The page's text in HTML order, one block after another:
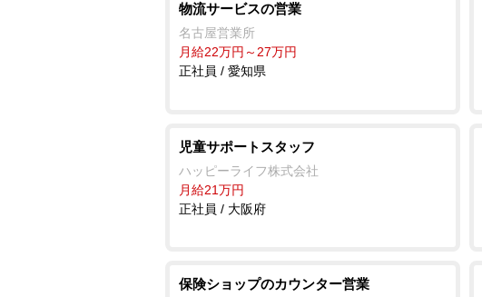
物流サービスの営業
名古屋営業所
月給22万円～27万円
正社員 / 愛知県
児童サポートスタッフ
ハッピーライフ株式会社
月給21万円
正社員 / 大阪府
保険ショップのカウンター営業